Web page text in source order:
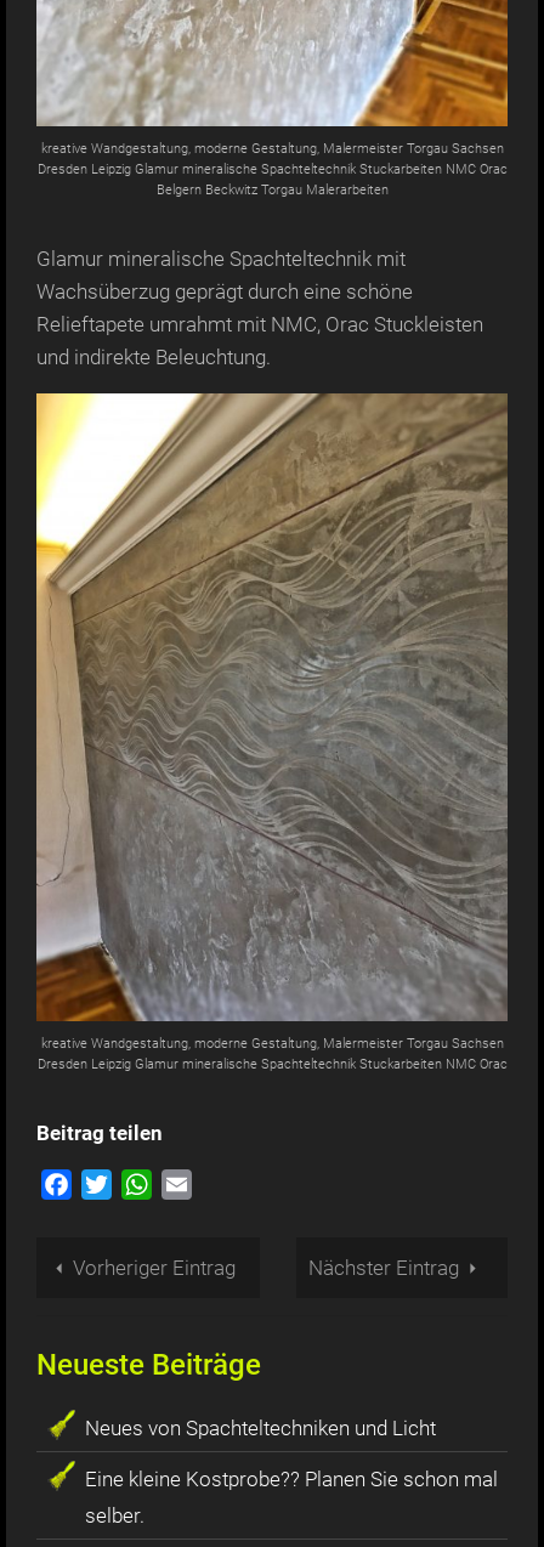
kreative Wandgestaltung, moderne Gestaltung, Malermeister Torgau Sachsen
Dresden Leipzig Glamur mineralische Spachteltechnik Stuckarbeiten NMC Orac
Belgern Beckwitz Torgau Malerarbeiten
Glamur mineralische Spachteltechnik mit
Wachsüberzug geprägt durch eine schöne
Relieftapete umrahmt mit NMC, Orac Stuckleisten
und indirekte Beleuchtung.
kreative Wandgestaltung, moderne Gestaltung, Malermeister Torgau Sachsen
Dresden Leipzig Glamur mineralische Spachteltechnik Stuckarbeiten NMC Orac
Beitrag teilen
FacebookTwitterWhatsApp
Vorheriger Eintrag Nächster Eintrag
Neueste Beiträge
Neues von Spachteltechniken und Licht
Eine kleine Kostprobe?? Planen Sie schon mal
selber.